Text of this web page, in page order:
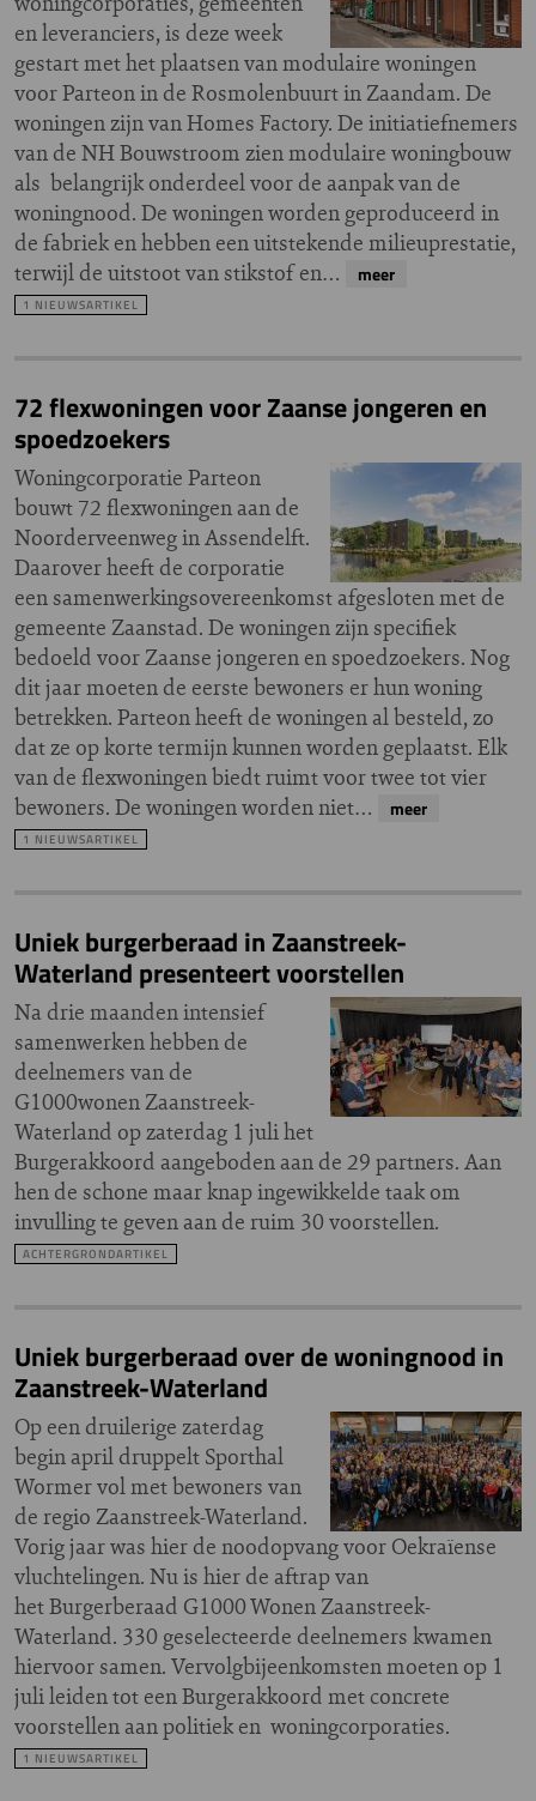
en leveranciers, is deze week
gestart met het plaatsen van modulaire woningen
voor Parteon in de Rosmolenbuurt in Zaandam. De
woningen zijn van Homes Factory. De initiatiefnemers
van de NH Bouwstroom zien modulaire woningbouw
als belangrijk onderdeel voor de aanpak van de
woningnood. De woningen worden geproduceerd in
de fabriek en hebben een uitstekende milieuprestatie,
terwijl de uitstoot van stikstof en…
meer
1 NIEUWSARTIKEL
72 flexwoningen voor Zaanse jongeren en
spoedzoekers
Woningcorporatie Parteon
bouwt 72 flexwoningen aan de
Noorderveenweg in Assendelft.
Daarover heeft de corporatie
een samenwerkingsovereenkomst afgesloten met de
gemeente Zaanstad. De woningen zijn specifiek
bedoeld voor Zaanse jongeren en spoedzoekers. Nog
dit jaar moeten de eerste bewoners er hun woning
betrekken. Parteon heeft de woningen al besteld, zo
dat ze op korte termijn kunnen worden geplaatst. Elk
van de flexwoningen biedt ruimt voor twee tot vier
bewoners. De woningen worden niet…
meer
1 NIEUWSARTIKEL
Uniek burgerberaad in Zaanstreek-
Waterland presenteert voorstellen
Na drie maanden intensief
samenwerken hebben de
deelnemers van de
G1000wonen Zaanstreek-
Waterland op zaterdag 1 juli het
Burgerakkoord aangeboden aan de 29 partners. Aan
hen de schone maar knap ingewikkelde taak om
invulling te geven aan de ruim 30 voorstellen.
ACHTERGRONDARTIKEL
Uniek burgerberaad over de woningnood in
Zaanstreek-Waterland
Op een druilerige zaterdag
begin april druppelt Sporthal
Wormer vol met bewoners van
de regio Zaanstreek-Waterland.
Vorig jaar was hier de noodopvang voor Oekraïense
vluchtelingen. Nu is hier de aftrap van
het Burgerberaad G1000 Wonen Zaanstreek-
Waterland. 330 geselecteerde deelnemers kwamen
hiervoor samen. Vervolgbijeenkomsten moeten op 1
juli leiden tot een Burgerakkoord met concrete
voorstellen aan politiek en woningcorporaties.
1 NIEUWSARTIKEL